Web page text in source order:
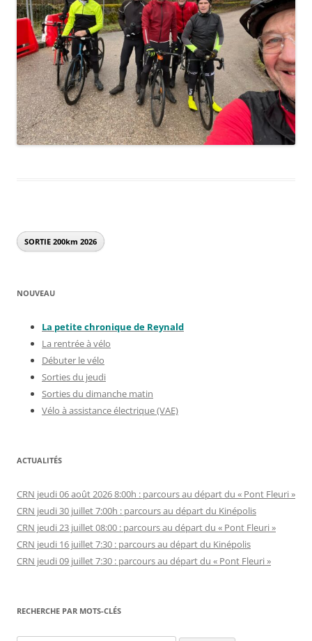
SORTIE 200km 2026
NOUVEAU
La petite chronique de Reynald
La rentrée à vélo
Débuter le vélo
Sorties du jeudi
Sorties du dimanche matin
Vélo à assistance électrique (VAE)
ACTUALITÉS
CRN jeudi 06 août 2026 8:00h : parcours au départ du « Pont Fleuri »
CRN jeudi 30 juillet 7:00h : parcours au départ du Kinépolis
CRN jeudi 23 juillet 08:00 : parcours au départ du « Pont Fleuri »
CRN jeudi 16 juillet 7:30 : parcours au départ du Kinépolis
CRN jeudi 09 juillet 7:30 : parcours au départ du « Pont Fleuri »
RECHERCHE PAR MOTS-CLÉS